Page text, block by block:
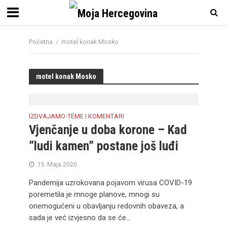
Početna / motel konak Mosko
motel konak Mosko
IZDVAJAMO•TEME I KOMENTARI
Vjenčanje u doba korone – Kad
”ludi kamen” postane još luđi
15. Maja 2020.
Pandemija uzrokovana pojavom virusa COVID-19
poremetila je mnoge planove, mnogi su
onemogućeni u obavljanju redovnih obaveza, a
sada je već izvjesno da se će...